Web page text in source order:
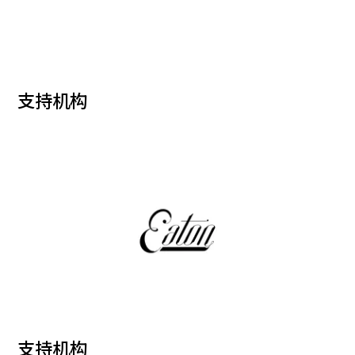
支持机构
支持机构